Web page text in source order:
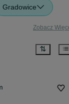
Gradowice
Zobacz